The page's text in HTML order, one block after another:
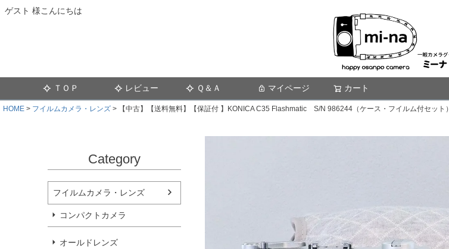
ゲスト 様こんにちは
ＴＯＰ レビュー Ｑ＆Ａ マイページ カート
HOME フイルムカメラ・レンズ 【中古】【送料無料】【保証付 】KONICA C35 Flashmatic S/N 986244（ケース・フイルム付セット）
Category
フイルムカメラ・レンズ
コンパクトカメラ
オールドレンズ